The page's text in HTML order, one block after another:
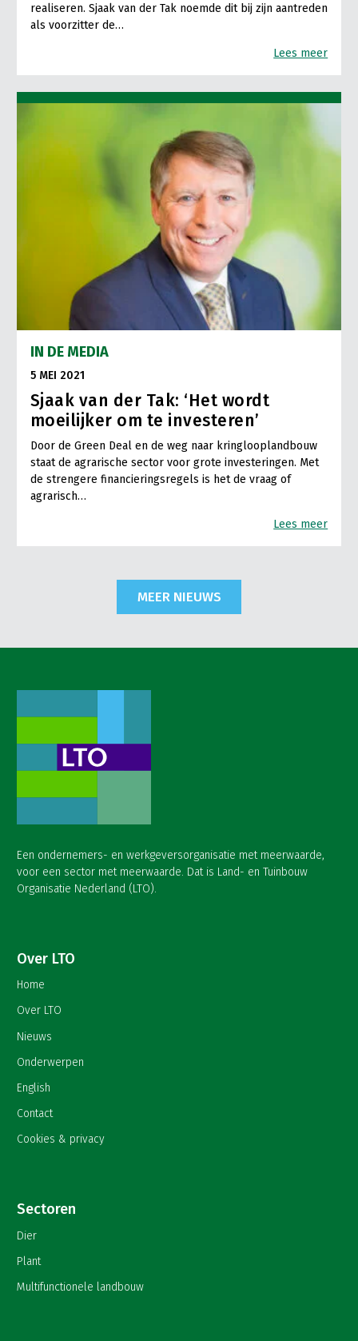
realiseren. Sjaak van der Tak noemde dit bij zijn aantreden
als voorzitter de…
Lees meer
IN DE MEDIA
5 MEI 2021
Sjaak van der Tak: ‘Het wordt
moeilijker om te investeren’
Door de Green Deal en de weg naar kringlooplandbouw
staat de agrarische sector voor grote investeringen. Met
de strengere financieringsregels is het de vraag of
agrarisch…
Lees meer
MEER NIEUWS
Een ondernemers- en werkgeversorganisatie met meerwaarde,
voor een sector met meerwaarde. Dat is Land- en Tuinbouw
Organisatie Nederland (LTO).
Over LTO
Home
Over LTO
Nieuws
Onderwerpen
English
Contact
Cookies & privacy
Sectoren
Dier
Plant
Multifunctionele landbouw